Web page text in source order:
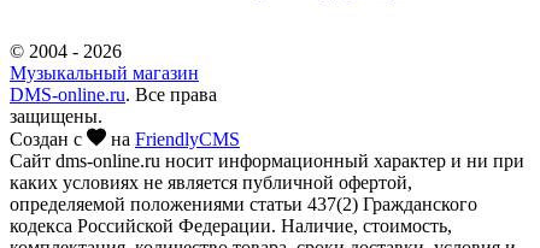
© 2004 - 2026
Музыкальный магазин
DMS-online.ru. Все права
защищены.
Создан с
на FriendlyCMS
Сайт dms-online.ru носит информационный характер и ни при
каких условиях не является публичной офертой,
определяемой положениями статьи 437(2) Гражданского
кодекса Российской Федерации. Наличие, стоимость,